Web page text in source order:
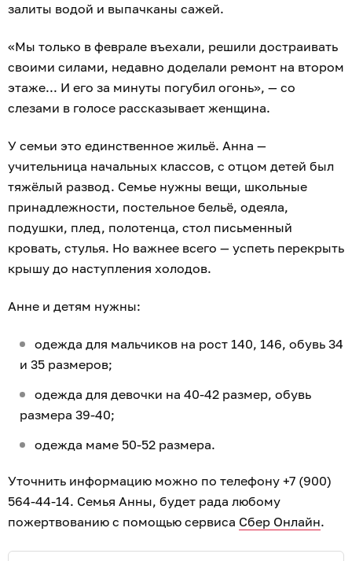
залиты водой и выпачканы сажей.
«Мы только в феврале въехали, решили достраивать
своими силами, недавно доделали ремонт на втором
этаже... И его за минуты погубил огонь», — со
слезами в голосе рассказывает женщина.
У семьи это единственное жильё. Анна —
учительница начальных классов, с отцом детей был
тяжёлый развод. Семье нужны вещи, школьные
принадлежности, постельное бельё, одеяла,
подушки, плед, полотенца, стол письменный
кровать, стулья. Но важнее всего — успеть перекрыть
крышу до наступления холодов.
Анне и детям нужны:
одежда для мальчиков на рост 140, 146, обувь 34
и 35 размеров;
одежда для девочки на 40-42 размер, обувь
размера 39-40;
одежда маме 50-52 размера.
Уточнить информацию можно по телефону +7 (900)
564-44-14. Семья Анны, будет рада любому
пожертвованию с помощью сервиса Сбер Онлайн.